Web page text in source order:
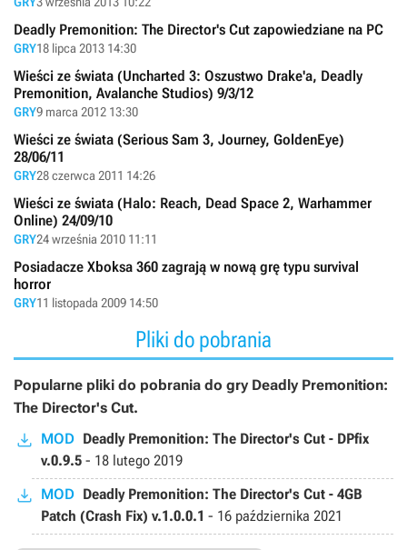
Deadly Premonition: The Director's Cut zapowiedziane na PC
GRY18 lipca 2013 14:30
Wieści ze świata (Uncharted 3: Oszustwo Drake'a, Deadly
Premonition, Avalanche Studios) 9/3/12
GRY9 marca 2012 13:30
Wieści ze świata (Serious Sam 3, Journey, GoldenEye)
28/06/11
GRY28 czerwca 2011 14:26
Wieści ze świata (Halo: Reach, Dead Space 2, Warhammer
Online) 24/09/10
GRY24 września 2010 11:11
Posiadacze Xboksa 360 zagrają w nową grę typu survival
horror
GRY11 listopada 2009 14:50
Pliki do pobrania
Popularne pliki do pobrania do gry Deadly Premonition:
The Director's Cut.
MOD Deadly Premonition: The Director's Cut - DPfix
v.0.9.5 - 18 lutego 2019
MOD Deadly Premonition: The Director's Cut - 4GB
Patch (Crash Fix) v.1.0.0.1 - 16 października 2021